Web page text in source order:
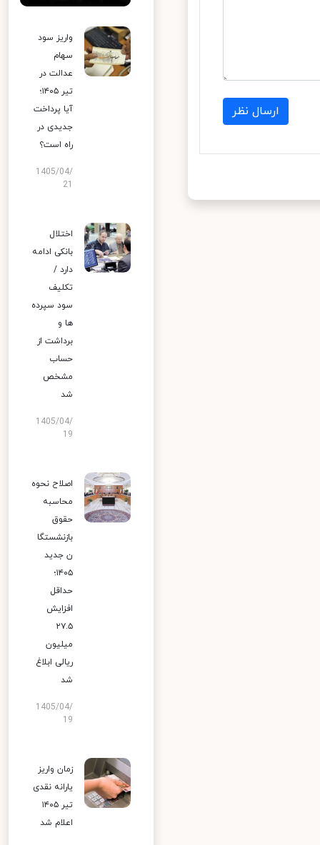
ارسال نظر
واریز سود
سهام
عدالت در
تیر ۱۴۰۵؛
آیا پرداخت
جدیدی در
راه است؟
1405/04/
اختلال
بانکی ادامه
دارد /
تکلیف
سود سپرده
ها و
برداشت از
حساب
مشخص
شد
1405/04/
19
اصلاح نحوه
محاسبه
حقوق
بازنشستگا
ن جدید
۱۴۰۵؛
حداقل
افزایش
۲۷.۵
میلیون
ریالی ابلاغ
شد
1405/04/
19
زمان واریز
یارانه نقدی
تیر ۱۴۰۵
اعلام شد